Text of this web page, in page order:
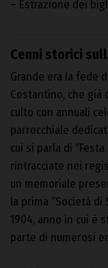
– Estrazione dei
Cenni storici
Grande era la fede
Costantino, che
culto con annuali
parrocchiale
cui si parla di
rintracciate nei
un memoriale
la prima “Società
1904, anno in cui è
parte di numerosi